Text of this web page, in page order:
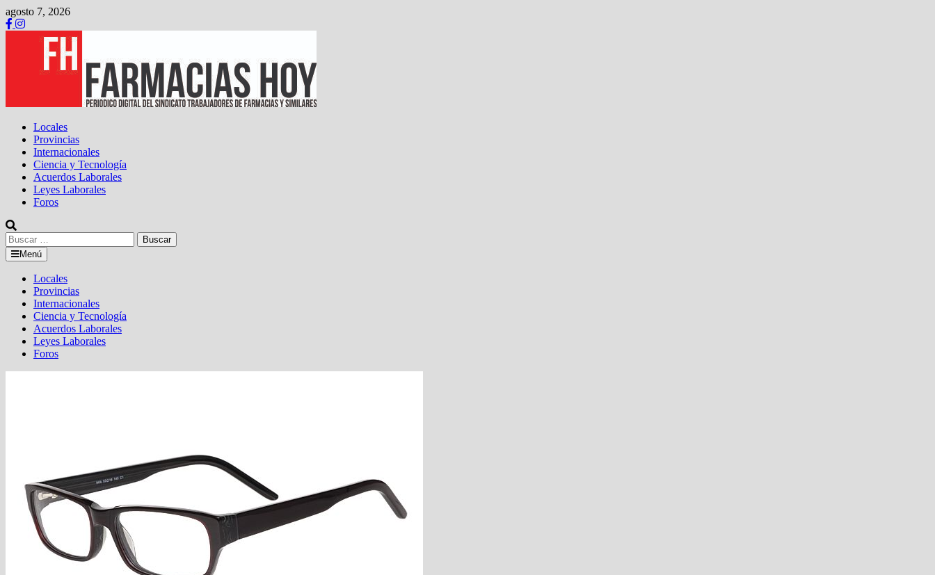
Saltar
al
contenido
agosto 7, 2026
Locales
Provincias
Internacionales
Ciencia y Tecnología
Acuerdos Laborales
Leyes Laborales
Foros
Buscar:
Menú
Locales
Provincias
Internacionales
Ciencia y Tecnología
Acuerdos Laborales
Leyes Laborales
Foros